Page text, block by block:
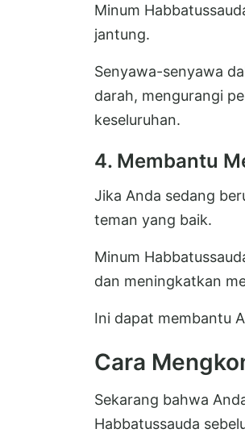
Minum
jantung.
Senyawa-senyawa
darah, mengurangi
keseluruhan.
4. Membantu
Jika Anda sedang
teman yang baik.
Minum
dan meningkatkan
Ini dapat membantu
Cara
Sekarang bahwa
Habbatussauda